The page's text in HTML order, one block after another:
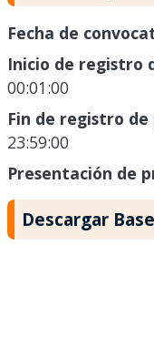
Fecha de
Inicio de registro
00:01:00
Fin de registro
23:59:00
Presentación de
Descargar